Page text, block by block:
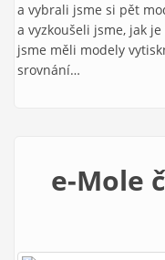
a vybrali jsme si pět
a vyzkoušeli jsme, jak
jsme měli modely
srovnání…
e-Mole